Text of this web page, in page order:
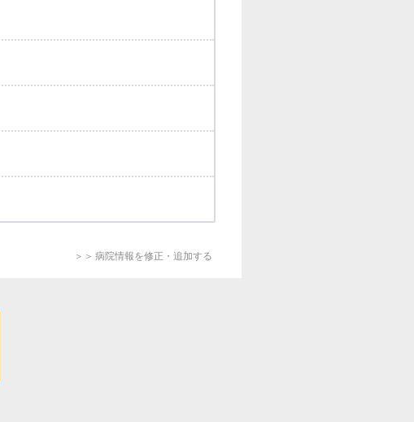
＞＞ 病院情報を修正・追加する